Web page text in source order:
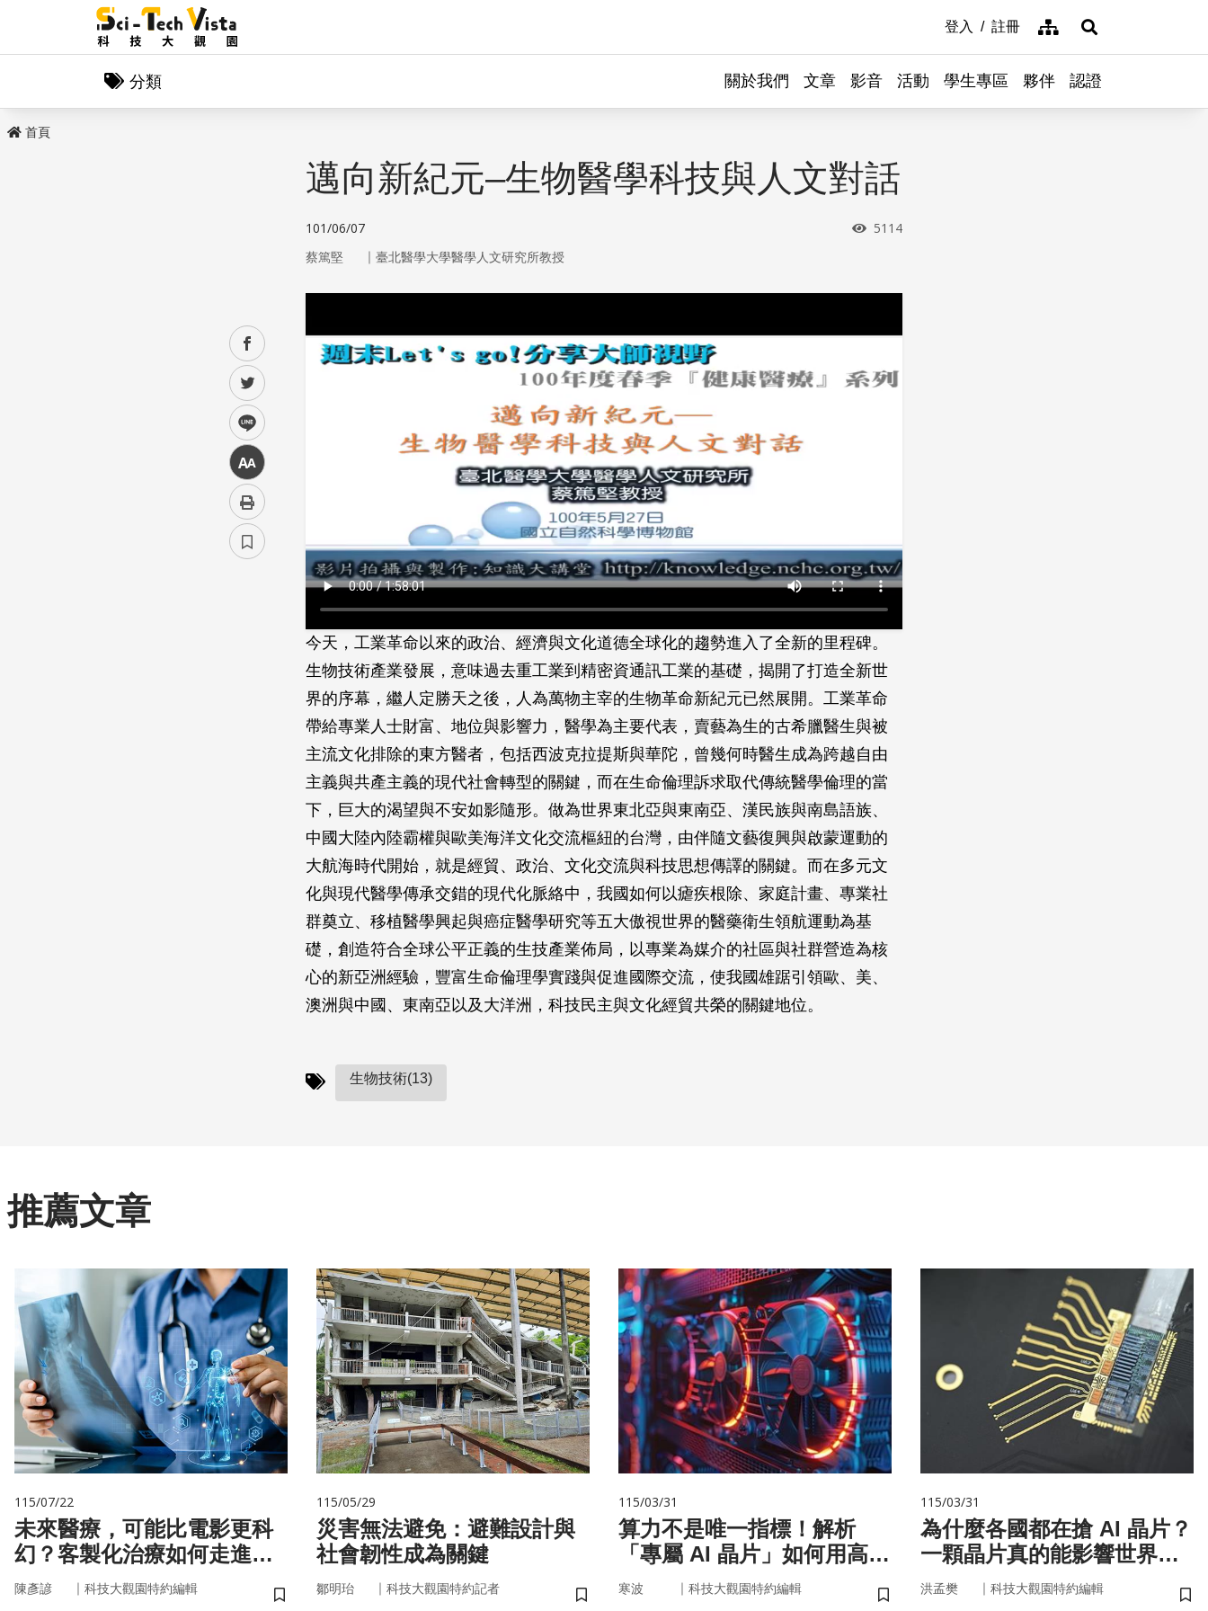
登入 註冊 網站導覽展開搜尋
分類 關於我們 文章 影音 活動 學生專區 夥伴 認證
首頁
facebook
twitter
line
中
邁向新紀元–生物醫學科技與人文對話
101/06/07 瀏覽次數
5114
蔡篤堅 ｜ 臺北醫學大學醫學人文研究所教授
今天，工業革命以來的政治、經濟與文化道德全球化的趨勢進入了全新的里程碑。
生物技術產業發展，意味過去重工業到精密資通訊工業的基礎，揭開了打造全新世
界的序幕，繼人定勝天之後，人為萬物主宰的生物革命新紀元已然展開。工業革命
帶給專業人士財富、地位與影響力，醫學為主要代表，賣藝為生的古希臘醫生與被
主流文化排除的東方醫者，包括西波克拉提斯與華陀，曾幾何時醫生成為跨越自由
主義與共產主義的現代社會轉型的關鍵，而在生命倫理訴求取代傳統醫學倫理的當
下，巨大的渴望與不安如影隨形。做為世界東北亞與東南亞、漢民族與南島語族、
中國大陸內陸霸權與歐美海洋文化交流樞紐的台灣，由伴隨文藝復興與啟蒙運動的
大航海時代開始，就是經貿、政治、文化交流與科技思想傳譯的關鍵。而在多元文
化與現代醫學傳承交錯的現代化脈絡中，我國如何以瘧疾根除、家庭計畫、專業社
群奠立、移植醫學興起與癌症醫學研究等五大傲視世界的醫藥衛生領航運動為基
礎，創造符合全球公平正義的生技產業佈局，以專業為媒介的社區與社群營造為核
心的新亞洲經驗，豐富生命倫理學實踐與促進國際交流，使我國雄踞引領歐、美、
澳洲與中國、東南亞以及大洋洲，科技民主與文化經貿共榮的關鍵地位。
生物技術(13)
推薦文章
115/07/22
未來醫療，可能比電影更科
幻？客製化治療如何走進真
實世界
陳彥諺 ｜ 科技大觀園特約編輯
儲存書籤
115/05/29
災害無法避免：避難設計與
社會韌性成為關鍵
鄒明珆 ｜ 科技大觀園特約記者
儲存書籤
115/03/31
算力不是唯一指標！解析
「專屬 AI 晶片」如何用高效
率驅動未來
寒波 ｜ 科技大觀園特約編輯
儲存書籤
115/03/31
為什麼各國都在搶 AI 晶片？
一顆晶片真的能影響世界
嗎？
洪孟樊 ｜ 科技大觀園特約編輯
儲